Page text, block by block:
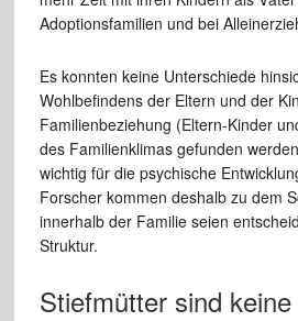
Adoptionsfamilien und bei
Es konnten keine Unterschiede
Wohlbefindens der Eltern und der
Familienbeziehung (Eltern-Kinder
des Familienklimas gefunden
wichtig für die psychische
Forscher kommen deshalb zu dem
innerhalb der Familie seien
Struktur.
Stiefmütter sind